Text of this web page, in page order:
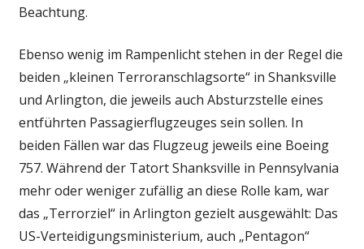
Beachtung.
Ebenso wenig im Rampenlicht stehen in der Regel die
beiden „kleinen Terroranschlagsorte“ in Shanksville
und Arlington, die jeweils auch Absturzstelle eines
entführten Passagierflugzeuges sein sollen. In
beiden Fällen war das Flugzeug jeweils eine Boeing
757. Während der Tatort Shanksville in Pennsylvania
mehr oder weniger zufällig an diese Rolle kam, war
das „Terrorziel“ in Arlington gezielt ausgewählt: Das
US-Verteidigungsministerium, auch „Pentagon“